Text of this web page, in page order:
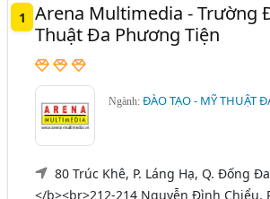
1
Arena Multimedia - Trường
Thuật Đa Phương Tiện
Ngành:ĐÀO TẠO - MỸ THUẬT
80 Trúc Khê, P. Láng Hạ, Q. Đống
</b><br>212-214 Nguyễn Đình Chiểu,